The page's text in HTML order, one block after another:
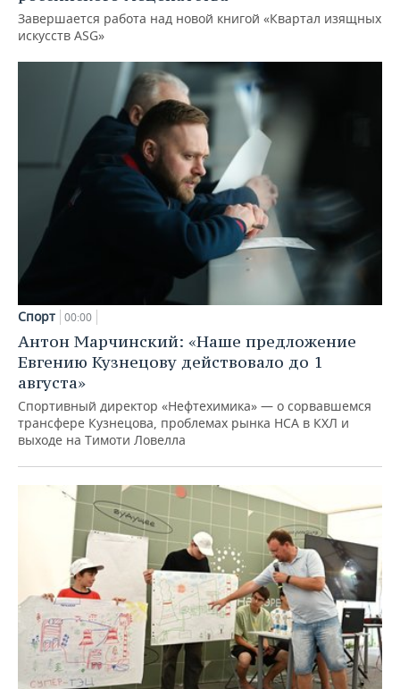
Завершается работа над новой книгой «Квартал изящных
искусств ASG»
Спорт 00:00
Антон Марчинский: «Наше предложение
Евгению Кузнецову действовало до 1
августа»
Спортивный директор «Нефтехимика» — о сорвавшемся
трансфере Кузнецова, проблемах рынка НСА в КХЛ и
выходе на Тимоти Ловелла